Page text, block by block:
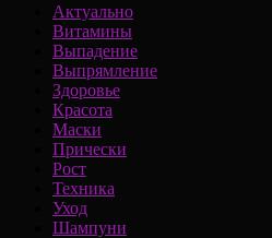
Актуально
Витамины
Выпадение
Выпрямление
Здоровье
Красота
Маски
Прически
Рост
Техника
Уход
Шампуни